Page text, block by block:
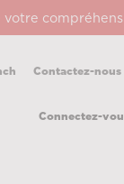
votre
Contactez-nous
Connectez-